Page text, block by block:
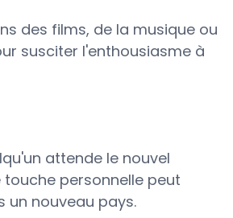
des films, de la musique ou
susciter l'enthousiasme à
attende le nouvel
personnelle peut
un nouveau pays.